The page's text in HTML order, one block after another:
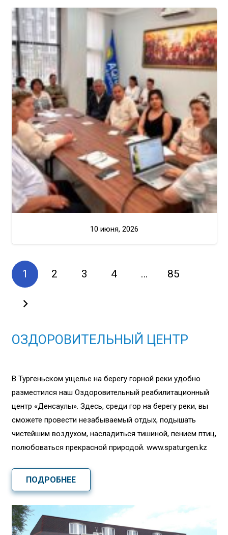
10 июня, 2026
1 2 3 4 … 85
ОЗДОРОВИТЕЛЬНЫЙ ЦЕНТР
В Тургеньском ущелье на берегу горной реки удобно
разместился наш Оздоровительный реабилитационный
центр «Денсаулық». Здесь, среди гор на берегу реки, вы
сможете провести незабываемый отдых, подышать
чистейшим воздухом, насладиться тишиной, пением птиц,
полюбоваться прекрасной природой. www.spaturgen.kz
ПОДРОБНЕЕ